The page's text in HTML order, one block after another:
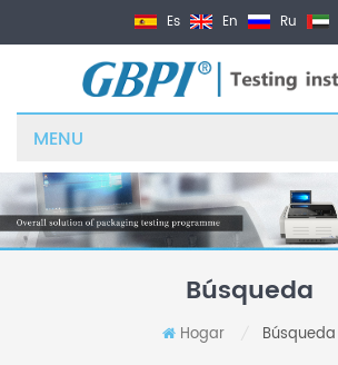
Es En Ru
MENU
Búsqueda
Hogar Búsqueda